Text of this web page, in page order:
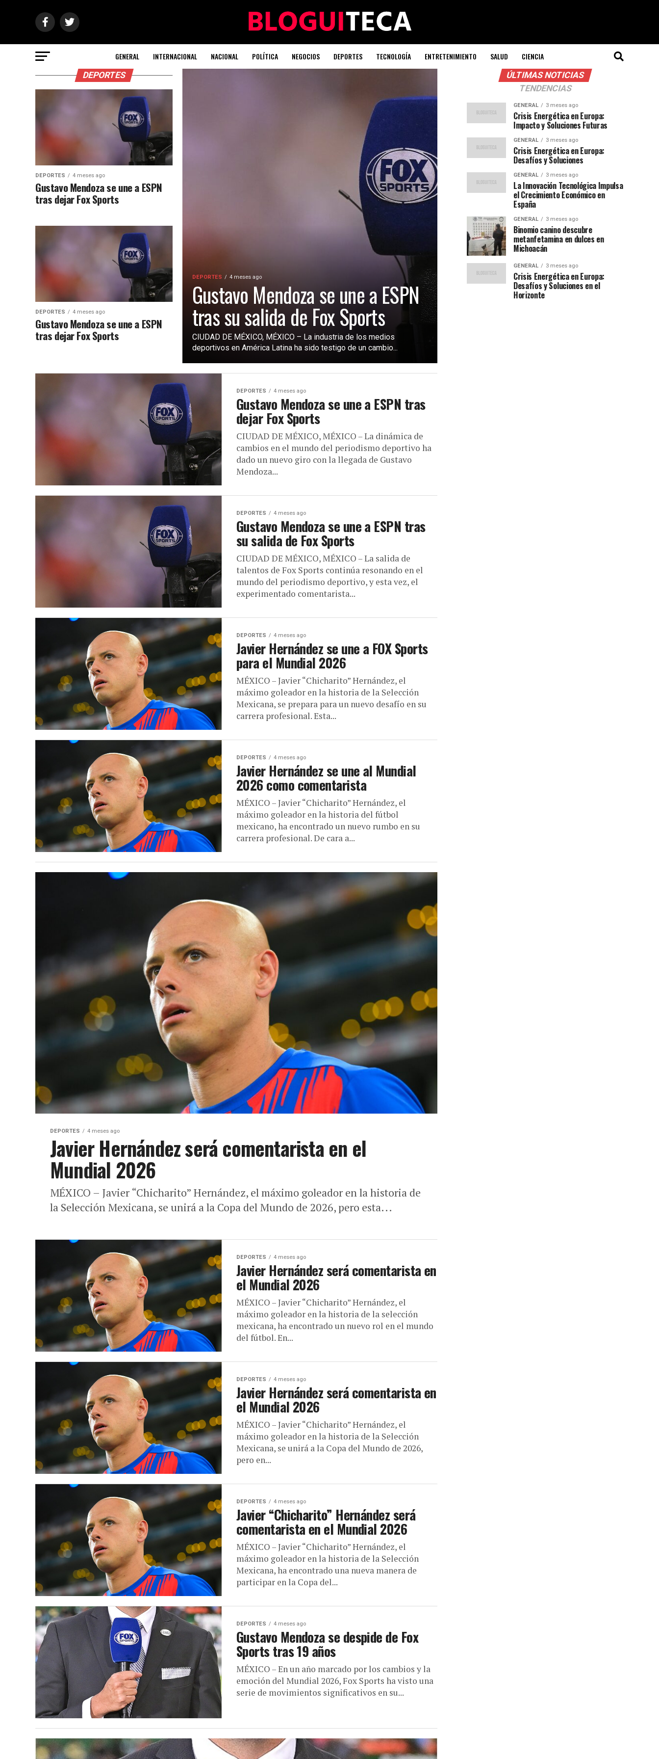
GENERAL INTERNACIONAL NACIONAL POLÍTICA NEGOCIOS DEPORTES TECNOLOGÍA ENTRETENIMIENTO SALUD CIENCIA
DEPORTES 4 meses ago
Gustavo Mendoza se une a ESPN
tras su salida de Fox Sports
CIUDAD DE MÉXICO, MÉXICO – La industria de los medios
deportivos en América Latina ha sido testigo de un cambio...
DEPORTES
DEPORTES 4 meses ago
Gustavo Mendoza se une a ESPN
tras dejar Fox Sports
DEPORTES 4 meses ago
Gustavo Mendoza se une a ESPN
tras dejar Fox Sports
DEPORTES 4 meses ago
Gustavo Mendoza se une a ESPN tras
dejar Fox Sports
CIUDAD DE MÉXICO, MÉXICO – La dinámica de
cambios en el mundo del periodismo deportivo ha
dado un nuevo giro con la llegada de Gustavo
Mendoza...
DEPORTES 4 meses ago
Gustavo Mendoza se une a ESPN tras
su salida de Fox Sports
CIUDAD DE MÉXICO, MÉXICO – La salida de
talentos de Fox Sports continúa resonando en el
mundo del periodismo deportivo, y esta vez, el
experimentado comentarista...
DEPORTES 4 meses ago
Javier Hernández se une a FOX Sports
para el Mundial 2026
MÉXICO – Javier “Chicharito” Hernández, el
máximo goleador en la historia de la Selección
Mexicana, se prepara para un nuevo desafío en su
carrera profesional. Esta...
DEPORTES 4 meses ago
Javier Hernández se une al Mundial
2026 como comentarista
MÉXICO – Javier “Chicharito” Hernández, el
máximo goleador en la historia del fútbol
mexicano, ha encontrado un nuevo rumbo en su
carrera profesional. De cara a...
DEPORTES 4 meses ago
Javier Hernández será comentarista en el
Mundial 2026
MÉXICO – Javier “Chicharito” Hernández, el máximo goleador en la historia de
la Selección Mexicana, se unirá a la Copa del Mundo de 2026, pero esta...
DEPORTES 4 meses ago
Javier Hernández será comentarista en
el Mundial 2026
MÉXICO – Javier “Chicharito” Hernández, el
máximo goleador en la historia de la selección
mexicana, ha encontrado un nuevo rol en el mundo
del fútbol. En...
DEPORTES 4 meses ago
Javier Hernández será comentarista en
el Mundial 2026
MÉXICO – Javier “Chicharito” Hernández, el
máximo goleador en la historia de la Selección
Mexicana, se unirá a la Copa del Mundo de 2026,
pero en...
DEPORTES 4 meses ago
Javier “Chicharito” Hernández será
comentarista en el Mundial 2026
MÉXICO – Javier “Chicharito” Hernández, el
máximo goleador en la historia de la Selección
Mexicana, ha encontrado una nueva manera de
participar en la Copa del...
DEPORTES 4 meses ago
Gustavo Mendoza se despide de Fox
Sports tras 19 años
MÉXICO – En un año marcado por los cambios y la
emoción del Mundial 2026, Fox Sports ha visto una
serie de movimientos significativos en su...
ÚLTIMAS NOTICIAS
TENDENCIAS
GENERAL 3 meses ago
Crisis Energética en Europa:
Impacto y Soluciones Futuras
GENERAL 3 meses ago
Crisis Energética en Europa:
Desafíos y Soluciones
GENERAL 3 meses ago
La Innovación Tecnológica Impulsa
el Crecimiento Económico en
España
GENERAL 3 meses ago
Binomio canino descubre
metanfetamina en dulces en
Michoacán
GENERAL 3 meses ago
Crisis Energética en Europa:
Desafíos y Soluciones en el
Horizonte